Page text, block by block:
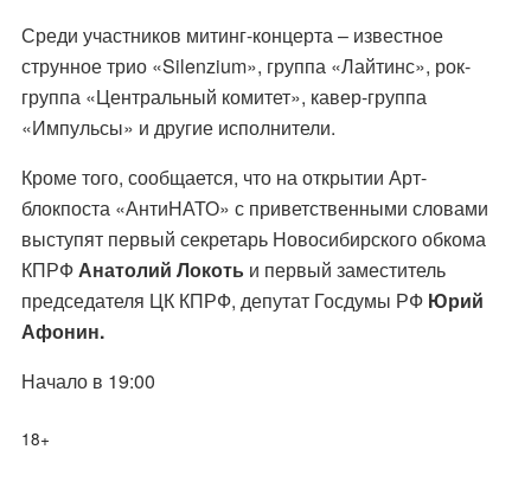
Среди участников митинг-концерта – известное
струнное трио «Silenzium», группа «Лайтинс», рок-
группа «Центральный комитет», кавер-группа
«Импульсы» и другие исполнители.
Кроме того, сообщается, что на открытии Арт-
блокпоста «АнтиНАТО» с приветственными словами
выступят первый секретарь Новосибирского обкома
КПРФАнатолий Локотьи первый заместитель
председателя ЦК КПРФ, депутат Госдумы РФ Юрий
Афонин.
Начало в 19:00
18+